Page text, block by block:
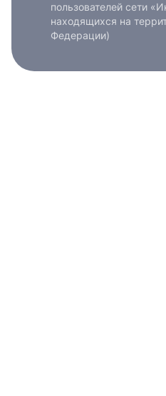
пользователей сети
находящихся на
Федерации)